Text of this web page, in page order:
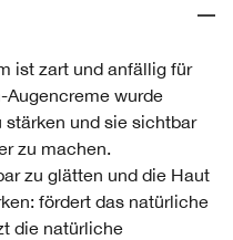
ist zart und anfällig für
Augencreme wurde
und sie sichtbar
zu machen.
zu glätten und die Haut
fördert das natürliche
die natürliche